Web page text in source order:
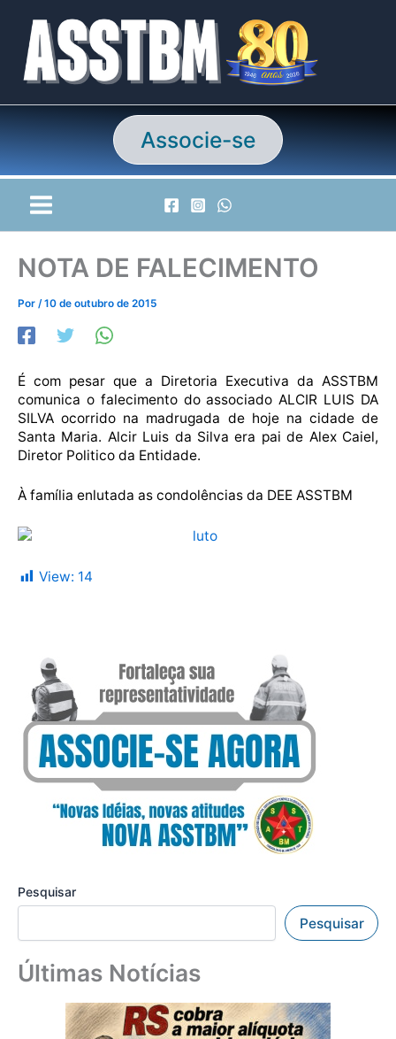
conteúdo
Associe-se
NOTA DE FALECIMENTO
Por /10 de outubro de 2015
É com pesar que a Diretoria Executiva da ASSTBM
comunica o falecimento do associado ALCIR LUIS DA
SILVA ocorrido na madrugada de hoje na cidade de
Santa Maria. Alcir Luis da Silva era pai de Alex Caiel,
Diretor Politico da Entidade.
À família enlutada as condolências da DEE ASSTBM
View: 14
Pesquisar
Pesquisar
Últimas Notícias